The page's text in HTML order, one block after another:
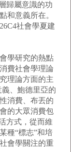
歸屬意識的功
和意義所在。
社會學夏建
學研究的熱點
費社會學理論
理論方面的主
、鮑德里亞的
消費、布丟的
的大眾消費包
方式，從而維
種“標志”和培
會學關注的重